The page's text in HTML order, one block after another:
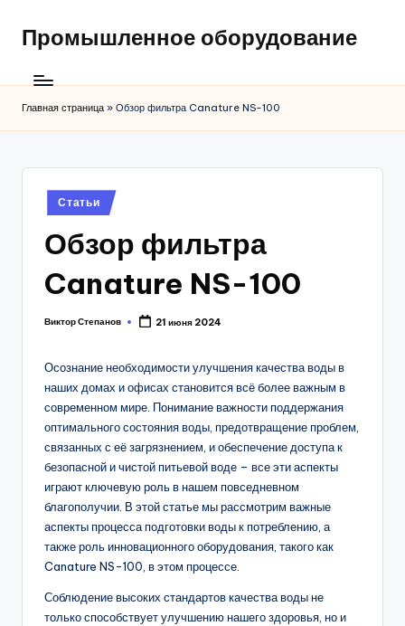
Промышленное оборудование
Главная страница » Обзор фильтра Canature NS-100
Posted
in
Статьи
Обзор фильтра
Canature NS-100
Posted
Виктор Степанов 21 июня 2024
Осознание необходимости улучшения качества воды в
наших домах и офисах становится всё более важным в
современном мире. Понимание важности поддержания
оптимального состояния воды, предотвращение проблем,
связанных с её загрязнением, и обеспечение доступа к
безопасной и чистой питьевой воде – все эти аспекты
играют ключевую роль в нашем повседневном
благополучии. В этой статье мы рассмотрим важные
аспекты процесса подготовки воды к потреблению, а
также роль инновационного оборудования, такого как
Canature NS-100, в этом процессе.
Соблюдение высоких стандартов качества воды не
только способствует улучшению нашего здоровья, но и